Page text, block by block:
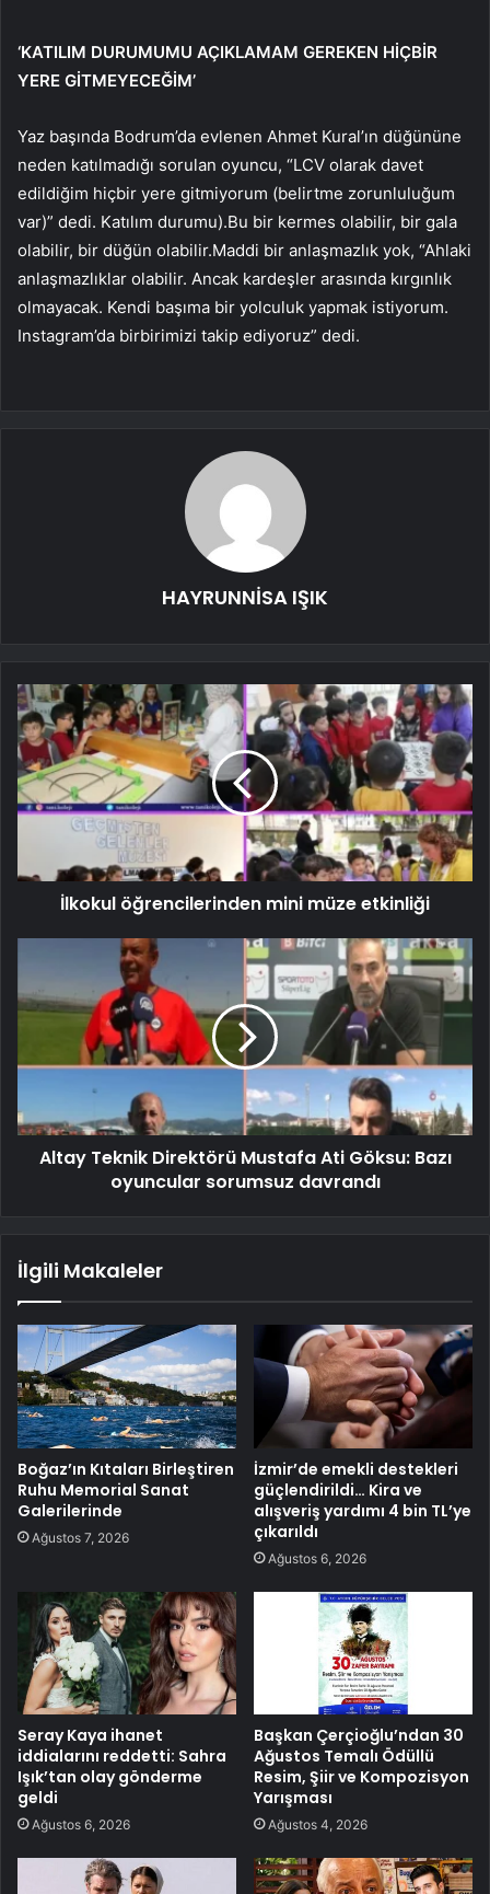
‘KATILIM DURUMUMU AÇIKLAMAM GEREKEN HİÇBİR
YERE GİTMEYECEĞİM’
Yaz başında Bodrum’da evlenen Ahmet Kural’ın düğününe
neden katılmadığı sorulan oyuncu, “LCV olarak davet
edildiğim hiçbir yere gitmiyorum (belirtme zorunluluğum
var)” dedi. Katılım durumu).Bu bir kermes olabilir, bir gala
olabilir, bir düğün olabilir.Maddi bir anlaşmazlık yok, “Ahlaki
anlaşmazlıklar olabilir. Ancak kardeşler arasında kırgınlık
olmayacak. Kendi başıma bir yolculuk yapmak istiyorum.
Instagram’da birbirimizi takip ediyoruz” dedi.
HAYRUNNİSA IŞIK
İlkokul öğrencilerinden mini müze etkinliği
Altay Teknik Direktörü Mustafa Ati Göksu: Bazı
oyuncular sorumsuz davrandı
İlgili Makaleler
Boğaz’ın Kıtaları Birleştiren
Ruhu Memorial Sanat
Galerilerinde
Ağustos 7, 2026
İzmir’de emekli destekleri
güçlendirildi… Kira ve
alışveriş yardımı 4 bin TL’ye
çıkarıldı
Ağustos 6, 2026
Seray Kaya ihanet
iddialarını reddetti: Sahra
Işık’tan olay gönderme
geldi
Ağustos 6, 2026
Başkan Çerçioğlu’ndan 30
Ağustos Temalı Ödüllü
Resim, Şiir ve Kompozisyon
Yarışması
Ağustos 4, 2026